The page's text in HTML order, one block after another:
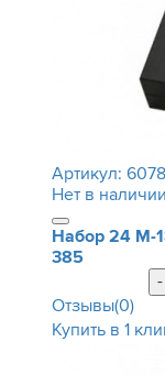
Артикул:6078
Нет в наличии
Набор 24 М-
385
-
Отзывы(0)
Купить в 1